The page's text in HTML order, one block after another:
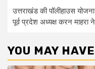
उत्तराखंड की पॉलीहाउस
पूर्व प्रदेश अध्यक्ष करन माहरा
YOU MAY